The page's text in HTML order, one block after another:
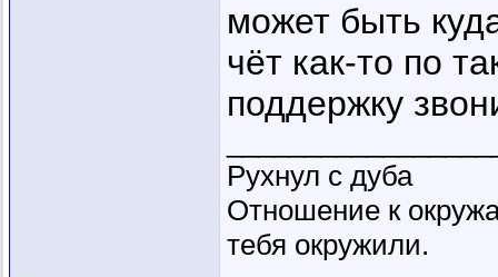
может быть
чёт как-то по
поддержку
Рухнул с дуба
Отношение к
тебя окружили.